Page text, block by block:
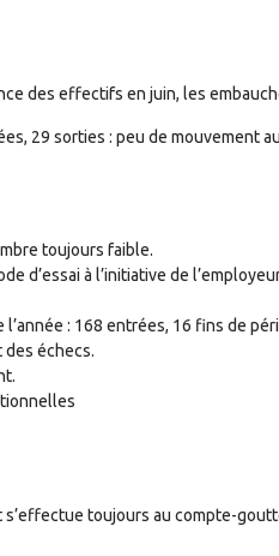
des effectifs en juin, les
29 sorties : peu de mouvement
toujours faible.
d’essai à l’initiative de
: 168 entrées, 16 fins de
échecs.
toujours au compte-